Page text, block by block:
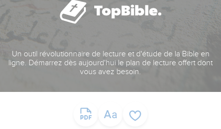
Un outil révolutionnaire de lecture et d'étude de la Bible en
ligne. Démarrez dès aujourd'hui le plan de lecture offert dont
vous avez besoin.